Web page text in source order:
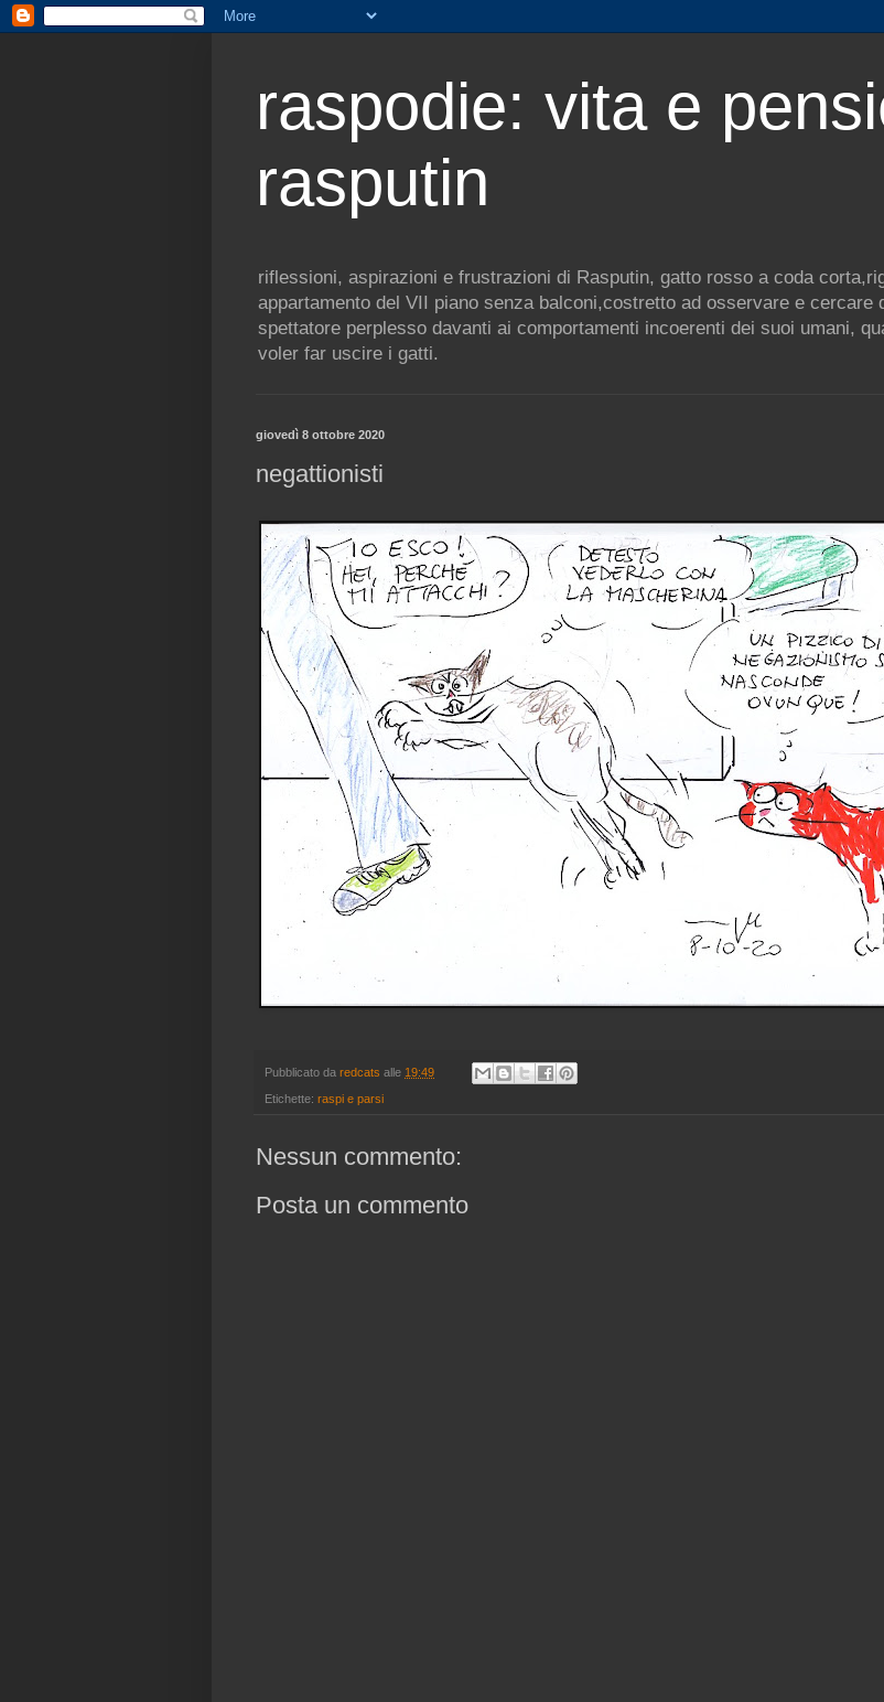
raspodie: vita e
rasputin
riflessioni, aspirazioni e frustrazioni di Rasputin, gatto rosso a coda
appartamento del VII piano senza balconi,costretto ad osservare e cercare
spettatore perplesso davanti ai comportamenti incoerenti dei suoi umani,
voler far uscire i gatti.
giovedì 8 ottobre 2020
negattionisti
Pubblicato da redcats alle 19:49
Etichette: raspi e parsi
Nessun commento:
Posta un commento